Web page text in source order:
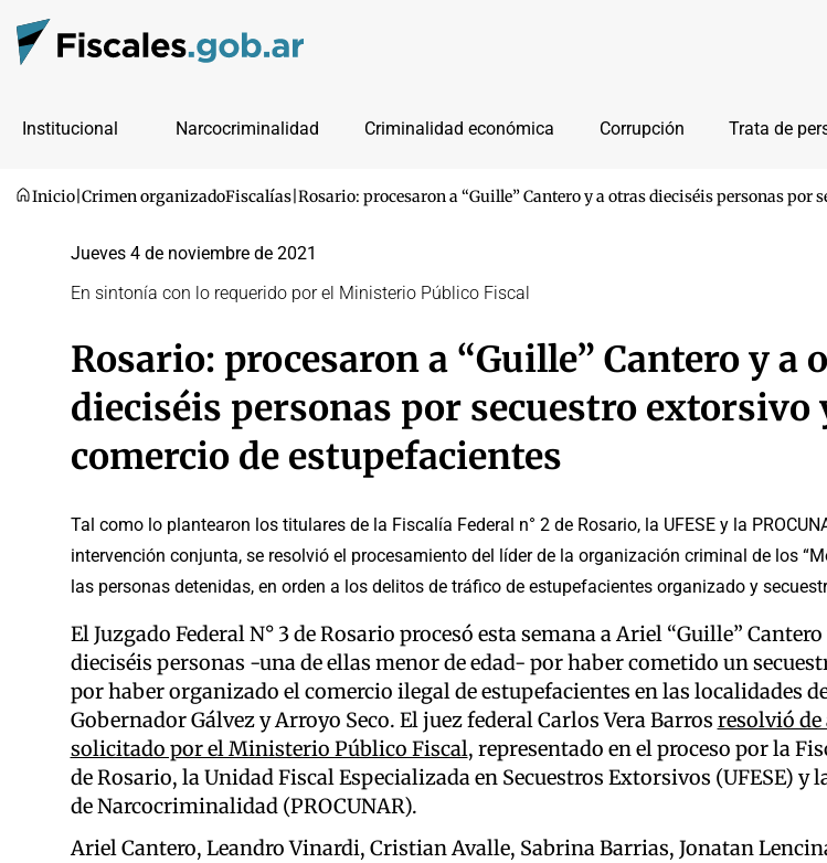
Institucional Narcocriminalidad Criminalidad económica Corrupción Trata de
Inicio Crimen organizadoFiscalías Rosario: procesaron a “Guille” Cantero y a otras dieciséis personas por
Jueves 4 de noviembre de 2021
En sintonía con lo requerido por el Ministerio Público Fiscal
Rosario: procesaron a “Guille” Cantero y a
dieciséis personas por secuestro extorsivo
comercio de estupefacientes
Tal como lo plantearon los titulares de la Fiscalía Federal n° 2 de Rosario, la UFESE y la
intervención conjunta, se resolvió el procesamiento del líder de la organización criminal de los
las personas detenidas, en orden a los delitos de tráfico de estupefacientes organizado y
El Juzgado Federal N° 3 de Rosario procesó esta semana a Ariel “Guille”
dieciséis personas -una de ellas menor de edad- por haber cometido un
por haber organizado el comercio ilegal de estupefacientes en las localidades
Gobernador Gálvez y Arroyo Seco. El juez federal Carlos Vera Barros resolvió de
solicitado por el Ministerio Público Fiscal, representado en el proceso por la
de Rosario, la Unidad Fiscal Especializada en Secuestros Extorsivos (UFESE) y
de Narcocriminalidad (PROCUNAR).
Ariel Cantero, Leandro Vinardi, Cristian Avalle, Sabrina Barrias, Jonatan